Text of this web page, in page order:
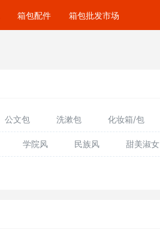
箱包配件 箱包批发市场
公文包 洗漱包 化妆箱/包
学院风 民族风 甜美淑女